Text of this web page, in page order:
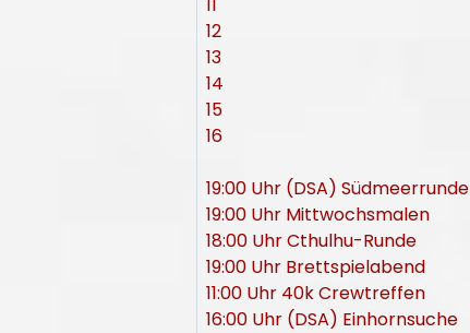
12
13
14
15
16
19:00 Uhr (DSA) Südmeerrunde
19:00 Uhr Mittwochsmalen
18:00 Uhr Cthulhu-Runde
19:00 Uhr Brettspielabend
11:00 Uhr 40k Crewtreffen
16:00 Uhr (DSA) Einhornsuche